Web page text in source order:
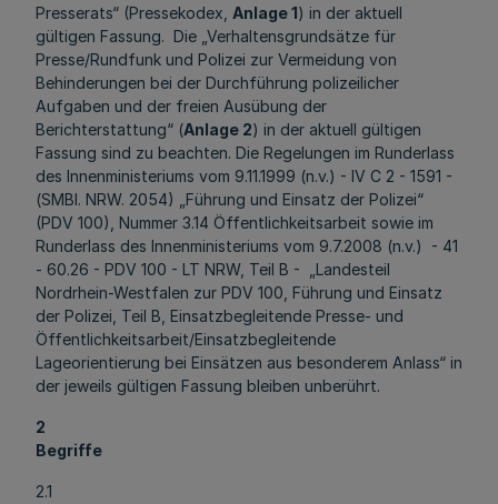
Presserats“ (Pressekodex, Anlage 1) in der aktuell
gültigen Fassung. Die „Verhaltensgrundsätze für
Presse/Rundfunk und Polizei zur Vermeidung von
Behinderungen bei der Durchführung polizeilicher
Aufgaben und der freien Ausübung der
Berichterstattung“ (Anlage 2) in der aktuell gültigen
Fassung sind zu beachten. Die Regelungen im Runderlass
des Innenministeriums vom 9.11.1999 (n.v.) - IV C 2 - 1591 -
(SMBl. NRW. 2054) „Führung und Einsatz der Polizei“
(PDV 100), Nummer 3.14 Öffentlichkeitsarbeit sowie im
Runderlass des Innenministeriums vom 9.7.2008 (n.v.) - 41
- 60.26 - PDV 100 - LT NRW, Teil B - „Landesteil
Nordrhein-Westfalen zur PDV 100, Führung und Einsatz
der Polizei, Teil B, Einsatzbegleitende Presse- und
Öffentlichkeitsarbeit/Einsatzbegleitende
Lageorientierung bei Einsätzen aus besonderem Anlass“ in
der jeweils gültigen Fassung bleiben unberührt.
2
Begriffe
2.1